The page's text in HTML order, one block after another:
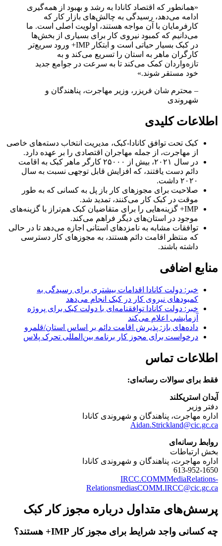
«همانطور که اقتصاد کانادا به رشد و بهبود از همه‌گیری
ادامه می‌دهد، رسیدگی به چالش‌های بازار کار که
کارفرمایان با آن مواجه هستند، اولویت اصلی است. ما
می‌دانیم که کمبود نیروی کار برای بسیاری از بخش‌ها
در کبک بسیار حیاتی است و ابتکار IMP+ ورود سریع‌تر
کارگران ماهر به استان را تسریع می‌کند و به
تازه‌واردان کمک می‌کند تا به سرعت در جوامع جدید
خود مستقر شوند.»
– محترم شان فریزر، وزیر مهاجرت، پناهندگان و
شهروندی
اطلاعات کلیدی
کبک تحت توافق کانادا-کبک، مدیریت انتخاب دسته‌های خاصی
از مهاجرت، از جمله مهاجران اقتصادی را بر عهده دارد.
در سال ۲۰۲۱، بیش از ۲۵۰۰۰ کارگر ماهر کبک به اقامت
دائم دست یافتند، که افزایش قابل توجهی نسبت به سال
۲۰۲۰ داشت.
صلاحیت برای مجوزهای کار باز پل به کسانی که به طور
موقت در کبک کار می‌کنند، تمدید شد.
IMP+ گزینه‌هایی را برای متقاضیان کبک هم‌تراز با گزینه‌های
موجود در استان‌های دیگر فراهم می‌کند.
توافقات مشابه به نامزدهای استانی اجازه می‌دهد تا در حالی
که منتظر اقامت دائم هستند، به مجوزهای کار دسترسی
داشته باشند.
منابع اضافی
خبر: دولت کانادا اقدامات بیشتری برای رسیدگی به
کمبودهای نیروی کار در کبک انجام می‌دهد
خبر: دولت کانادا توافقنامه‌ای با دولت کبک برای پروژه
آزمایشی اعلام می‌کند
داده‌های باز: پذیرش اقامت دائم بر اساس استان/قلمرو
درخواست برای مجوز کار برنامه بین‌المللی تحرک پلاس
اطلاعات تماس
فقط برای سوالات رسانه‌ای:
آیدان استریکلند
دفتر وزیر
اداره مهاجرت، پناهندگان و شهروندی کانادا
Aidan.Strickland@cic.gc.ca
روابط رسانه‌ای
بخش ارتباطات
اداره مهاجرت، پناهندگان و شهروندی کانادا
613-952-1650
IRCC.COMMMediaRelations-
RelationsmediasCOMM.IRCC@cic.gc.ca
پرسش‌های متداول درباره مجوز کار کبک
چه کسانی واجد شرایط برای مجوز کار IMP+ هستند؟